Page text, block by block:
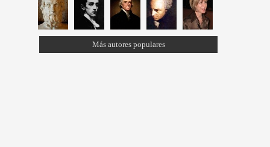
Más autores populares